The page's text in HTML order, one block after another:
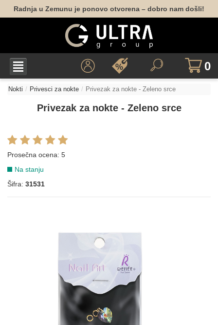
Radnja u Zemunu je ponovo otvorena – dobro nam došli!
0
Nokti Privesci za nokte Privezak za nokte - Zeleno srce
Privezak za nokte - Zeleno srce
Prosečna ocena: 5
Na stanju
Šifra: 31531